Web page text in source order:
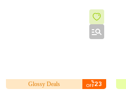
23
%
OFF
Glossy Deals